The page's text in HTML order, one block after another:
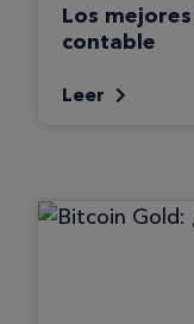
Los
contable
Leer